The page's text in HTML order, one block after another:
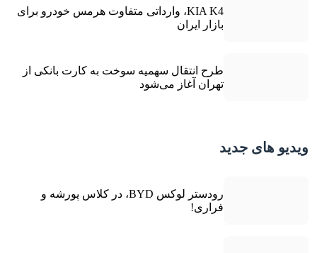
KIA K4، وارداتی متفاوت هرمس خودرو برای
بازار ایران
طرح انتقال سهمیه سوخت به کارت بانکی از
تهران آغاز می‌شود
ویدیو های جدید
رودستر لوکس BYD، در کلاس پورشه و
فراری!